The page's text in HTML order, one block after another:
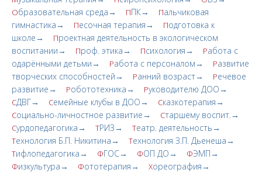
Образовательная среда→ ППК→ Пальчиковая
гимнастика→
Песочная терапия→ Подготовка к
школе→
Проектная деятельность в экологическом
воспитании→
Проф. этика→ Психология→ Работа с
одарёнными детьми→
Работа с персоналом→ Развитие
творческих cпoсобностей→
Ранний возраст→ Речевое
развитие→
Робототехника→ Руководителю ДОО→
СДВГ→ Семейные клубы в ДОО→ Сказкотерапия→
Социально-личностное развитие→ Старшему воспит.→
Сурдопедагогика→ ТРИЗ→ Театр. деятельность→
Технология Б.П. Никитина→ Технология З.П. Дьенеша→
Тифлопедагогика→ ФГОС→ ФОП ДО→ ФЭМП→
Физкультура→ Фототерапия→ Хореография→